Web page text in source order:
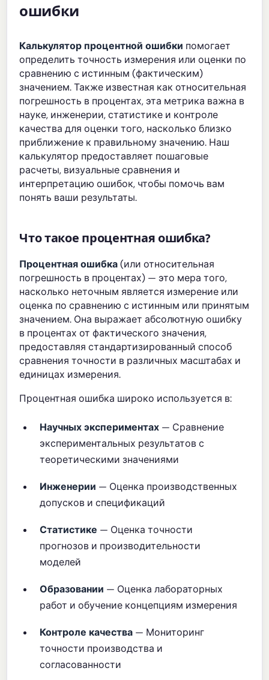
ошибки
Калькулятор процентной ошибки помогает
определить точность измерения или оценки по
сравнению с истинным (фактическим)
значением. Также известная как относительная
погрешность в процентах, эта метрика важна в
науке, инженерии, статистике и контроле
качества для оценки того, насколько близко
приближение к правильному значению. Наш
калькулятор предоставляет пошаговые
расчеты, визуальные сравнения и
интерпретацию ошибок, чтобы помочь вам
понять ваши результаты.
Что такое процентная ошибка?
Процентная ошибка(или относительная
погрешность в процентах) — это мера того,
насколько неточным является измерение или
оценка по сравнению с истинным или принятым
значением. Она выражает абсолютную ошибку
в процентах от фактического значения,
предоставляя стандартизированный способ
сравнения точности в различных масштабах и
единицах измерения.
Процентная ошибка широко используется в:
Научных экспериментах — Сравнение
экспериментальных результатов с
теоретическими значениями
Инженерии — Оценка производственных
допусков и спецификаций
Статистике — Оценка точности
прогнозов и производительности
моделей
Образовании — Оценка лабораторных
работ и обучение концепциям измерения
Контроле качества — Мониторинг
точности производства и
согласованности